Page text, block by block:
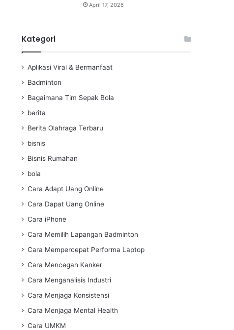
April 17, 2026
Kategori
Aplikasi Viral & Bermanfaat
Badminton
Bagaimana Tim Sepak Bola
berita
Berita Olahraga Terbaru
bisnis
Bisnis Rumahan
bola
Cara Adapt Uang Online
Cara Dapat Uang Online
Cara iPhone
Cara Memilih Lapangan Badminton
Cara Mempercepat Performa Laptop
Cara Mencegah Kanker
Cara Menganalisis Industri
Cara Menjaga Konsistensi
Cara Menjaga Mental Health
Cara UMKM